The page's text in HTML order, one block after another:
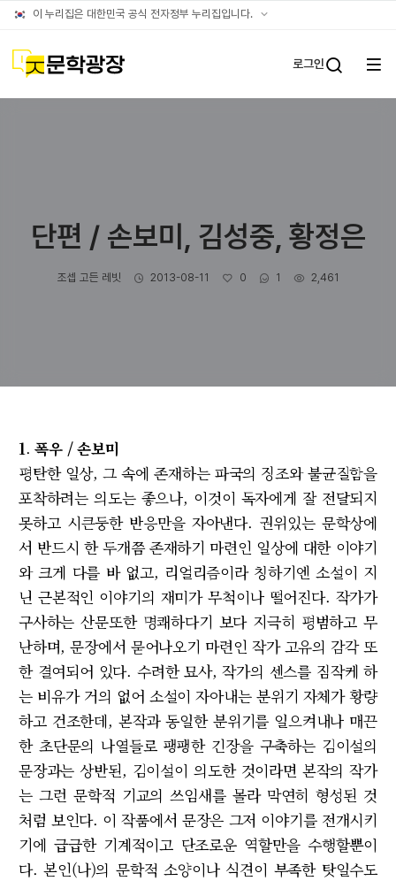
이 누리집은 대한민국 공식 전자정부 누리집입니다. 공식
문학광장 로그인
전체
단편 / 손보미, 김성중, 황정은
작성자
조셉 고든 레빗 작성일
2013-08-11 좋아요
0 댓글수
1 조회수
2,461
1.폭우 / 손보미
평탄한 일상, 그 속에 존재하는 파국의 징조와 불균질함을
포착하려는 의도는 좋으나, 이것이 독자에게 잘 전달되지
못하고 시큰둥한 반응만을 자아낸다. 권위있는 문학상에
서 반드시 한 두개쯤 존재하기 마련인 일상에 대한 이야기
와 크게 다를 바 없고, 리얼리즘이라 칭하기엔 소설이 지
닌 근본적인 이야기의 재미가 무척이나 떨어진다. 작가가
구사하는 산문또한 명쾌하다기 보다 지극히 평범하고 무
난하며, 문장에서 묻어나오기 마련인 작가 고유의 감각 또
한 결여되어 있다. 수려한 묘사, 작가의 센스를 짐작케 하
는 비유가 거의 없어 소설이 자아내는 분위기 자체가 황량
하고 건조한데, 본작과 동일한 분위기를 일으켜내나 매끈
한 초단문의 나열들로 팽팽한 긴장을 구축하는 김이설의
문장과는 상반된, 김이설이 의도한 것이라면 본작의 작가
는 그런 문학적 기교의 쓰임새를 몰라 막연히 형성된 것
처럼 보인다. 이 작품에서 문장은 그저 이야기를 전개시키
기에 급급한 기계적이고 단조로운 역할만을 수행할뿐이
다. 본인(나)의 문학적 소양이나 식견이 부족한 탓일수도